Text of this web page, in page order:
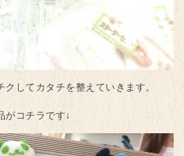
してカタチを整えていきます。
がコチラです↓